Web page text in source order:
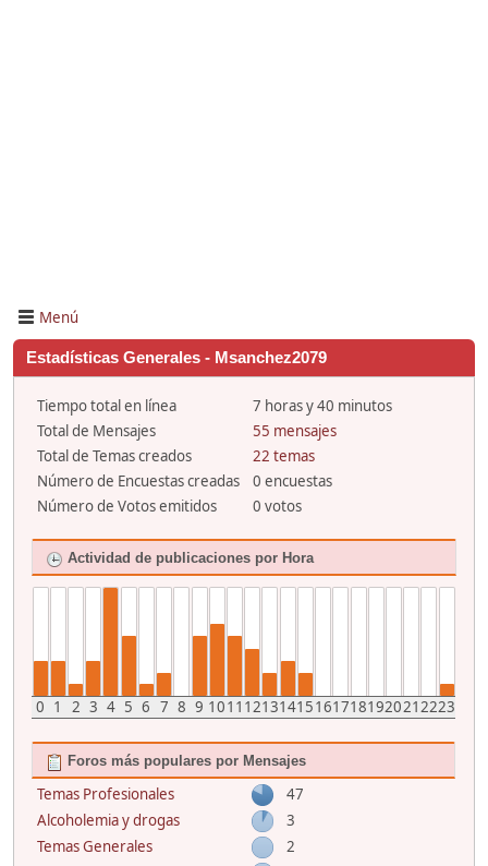
Menú
Estadísticas Generales - Msanchez2079
Tiempo total en línea
7 horas y 40 minutos
Total de Mensajes
55 mensajes
Total de Temas creados
22 temas
Número de Encuestas creadas
0 encuestas
Número de Votos emitidos
0 votos
Actividad de publicaciones por Hora
0 1 2 3 4 5 6 7 8 9 1011 121314151617181920212223
Foros más populares por Mensajes
Temas Profesionales
47
Alcoholemia y drogas
3
Temas Generales
2